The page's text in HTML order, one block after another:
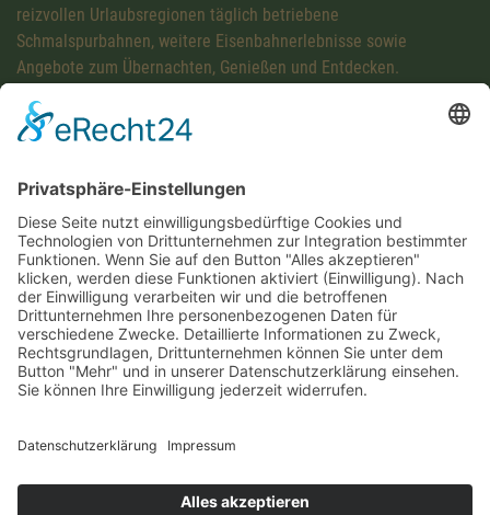
reizvollen Urlaubsregionen täglich betriebene
Schmalspurbahnen, weitere Eisenbahnerlebnisse sowie
Angebote zum Übernachten, Genießen und Entdecken.
Diese Maßnahme wird mitfinanziert mit Steuermitteln auf